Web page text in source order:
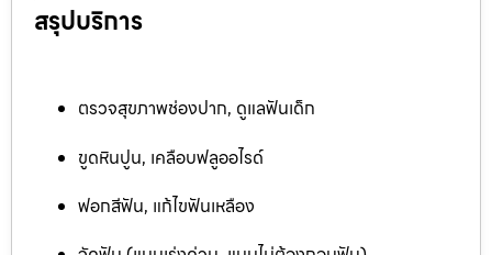
สรุปบริการ
ตรวจสุขภาพช่องปาก, ดูแลฟันเด็ก
ขูดหินปูน, เคลือบฟลูออไรด์
ฟอกสีฟัน, แก้ไขฟันเหลือง